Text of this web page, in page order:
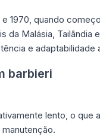
1970, quando
Malásia, Tailândia
e
barbieri
lento, o que